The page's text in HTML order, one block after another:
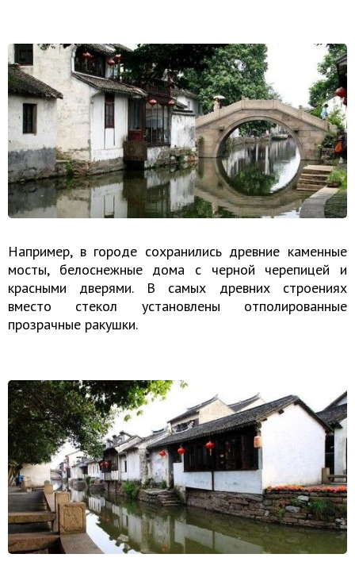
Например, в городе сохранились древние каменные
мосты, белоснежные дома с черной черепицей и
красными дверями. В самых древних строениях
вместо стекол установлены отполированные
прозрачные ракушки.